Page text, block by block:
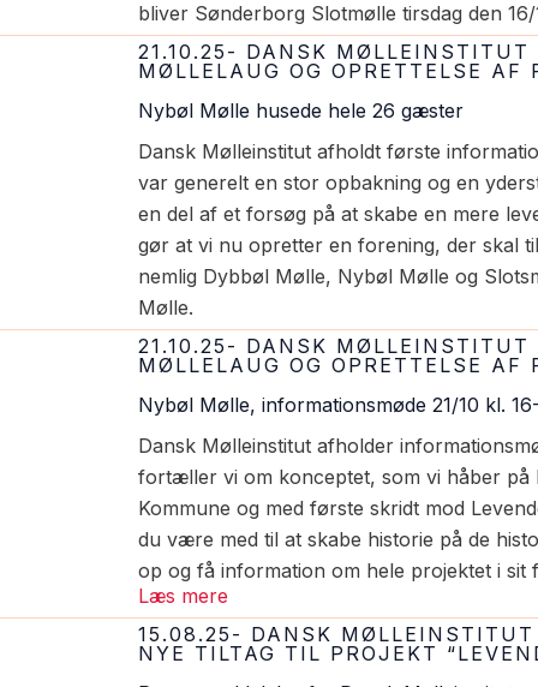
bliver Sønderborg Slotmølle tirsdag den 16/
21.10.25- DANSK MØLLEINSTITUT
MØLLELAUG OG OPRETTELSE AF
Nybøl Mølle husede hele 26 gæster
Dansk Mølleinstitut afholdt første
var generelt en stor opbakning og en
en del af et forsøg på at skabe en mere
gør at vi nu opretter en forening, der skal
nemlig Dybbøl Mølle, Nybøl Mølle og
Mølle.
21.10.25- DANSK MØLLEINSTITUT
MØLLELAUG OG OPRETTELSE AF
Nybøl Mølle, informationsmøde 21/10 kl.
Dansk Mølleinstitut afholder
fortæller vi om konceptet, som vi håber på
Kommune og med første skridt mod
du være med til at skabe historie på de
op og få information om hele projektet i sit
Læs mere
15.08.25- DANSK MØLLEINSTITUT
NYE TILTAG TIL PROJEKT